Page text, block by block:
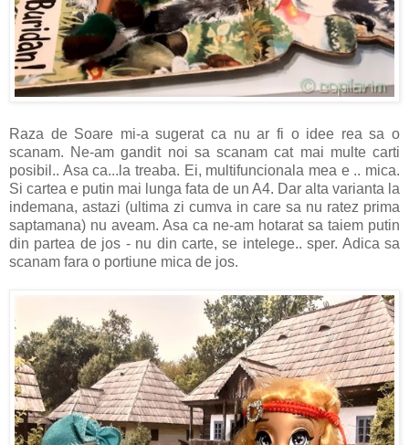
Raza de Soare mi-a sugerat ca nu ar fi o idee rea sa o
scanam. Ne-am gandit noi sa scanam cat mai multe carti
posibil.. Asa ca...la treaba. Ei, multifuncionala mea e .. mica.
Si cartea e putin mai lunga fata de un A4. Dar alta varianta la
indemana, astazi (ultima zi cumva in care sa nu ratez prima
saptamana) nu aveam. Asa ca ne-am hotarat sa taiem putin
din partea de jos - nu din carte, se intelege.. sper. Adica sa
scanam fara o portiune mica de jos.